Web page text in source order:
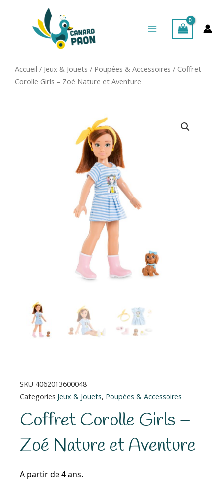
Menu
Accueil / Jeux & Jouets / Poupées & Accessoires / Coffret
Corolle Girls – Zoé Nature et Aventure
SKU 4062013600048
Categories Jeux & Jouets, Poupées & Accessoires
Coffret Corolle Girls –
Zoé Nature et Aventure
A partir de 4 ans.